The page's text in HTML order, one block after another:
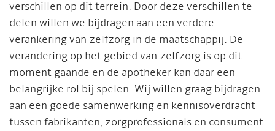
verschillen op dit terrein. Door deze verschillen te
delen willen we bijdragen aan een verdere
verankering van zelfzorg in de maatschappij. De
verandering op het gebied van zelfzorg is op dit
moment gaande en de apotheker kan daar een
belangrijke rol bij spelen. Wij willen graag bijdragen
aan een goede samenwerking en kennisoverdracht
tussen fabrikanten, zorgprofessionals en consument